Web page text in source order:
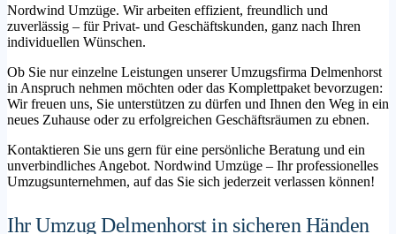
Nordwind Umzüge. Wir arbeiten effizient, freundlich und
zuverlässig – für Privat- und Geschäftskunden, ganz nach Ihren
individuellen Wünschen.
Ob Sie nur einzelne Leistungen unserer Umzugsfirma Delmenhorst
in Anspruch nehmen möchten oder das Komplettpaket bevorzugen:
Wir freuen uns, Sie unterstützen zu dürfen und Ihnen den Weg in ein
neues Zuhause oder zu erfolgreichen Geschäftsräumen zu ebnen.
Kontaktieren Sie uns gern für eine persönliche Beratung und ein
unverbindliches Angebot. Nordwind Umzüge – Ihr professionelles
Umzugsunternehmen, auf das Sie sich jederzeit verlassen können!
Ihr Umzug Delmenhorst in sicheren Händen